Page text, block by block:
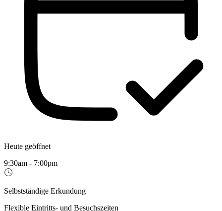
Heute geöffnet
9:30am - 7:00pm
Selbstständige Erkundung
Flexible Eintritts- und Besuchszeiten